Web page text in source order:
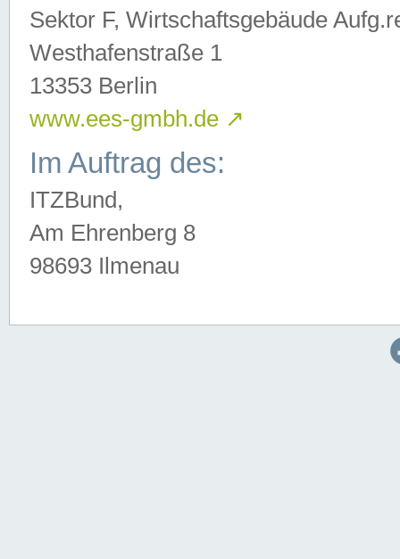
Sektor F, Wirtschaftsgebäude
Westhafenstraße 1
13353 Berlin
www.ees-gmbh.de ↗
Im Auftrag des:
ITZBund,
Am Ehrenberg 8
98693 Ilmenau